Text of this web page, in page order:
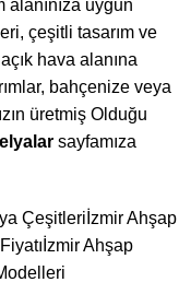
alanınıza uygun
çeşitli tasarım ve
hava alanına
bahçenize veya
üretmiş Olduğu
sayfamıza
Çeşitleri İzmir Ahşap
İzmir Ahşap